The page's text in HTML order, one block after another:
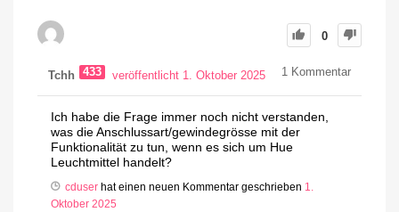
0
Tchh 433 veröffentlicht 1. Oktober 2025 1 Kommentar
Ich habe die Frage immer noch nicht verstanden,
was die Anschlussart/gewindegrösse mit der
Funktionalität zu tun, wenn es sich um Hue
Leuchtmittel handelt?
cduser hat einen neuen Kommentar geschrieben 1.
Oktober 2025